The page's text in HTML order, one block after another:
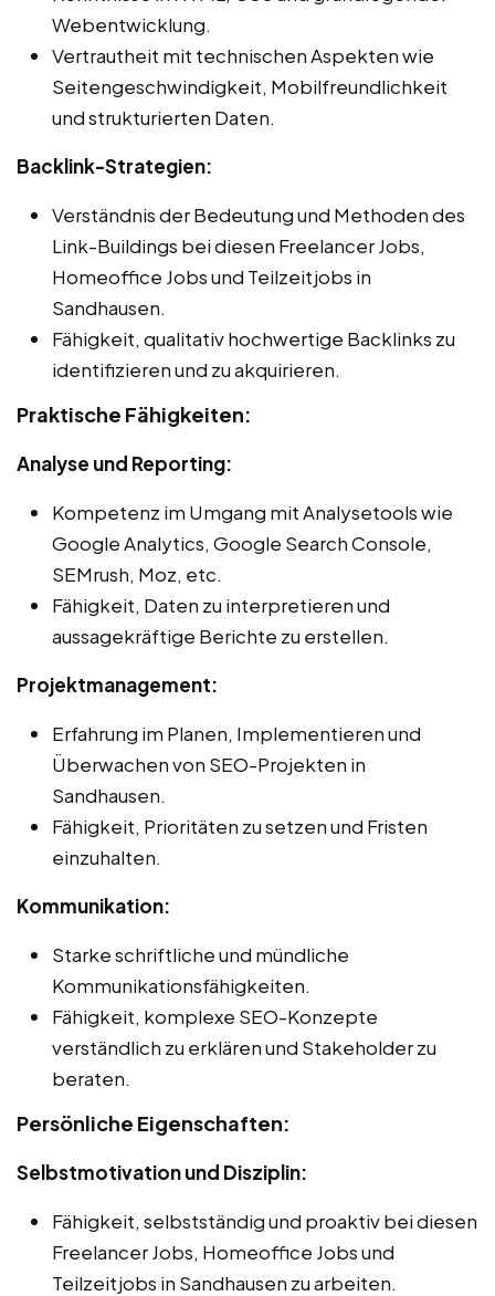
Webentwicklung.
Vertrautheit mit technischen Aspekten wie
Seitengeschwindigkeit, Mobilfreundlichkeit
und strukturierten Daten.
Backlink-Strategien:
Verständnis der Bedeutung und Methoden des
Link-Buildings bei diesen Freelancer Jobs,
Homeoffice Jobs und Teilzeitjobs in
Sandhausen.
Fähigkeit, qualitativ hochwertige Backlinks zu
identifizieren und zu akquirieren.
Praktische Fähigkeiten:
Analyse und Reporting:
Kompetenz im Umgang mit Analysetools wie
Google Analytics, Google Search Console,
SEMrush, Moz, etc.
Fähigkeit, Daten zu interpretieren und
aussagekräftige Berichte zu erstellen.
Projektmanagement:
Erfahrung im Planen, Implementieren und
Überwachen von SEO-Projekten in
Sandhausen.
Fähigkeit, Prioritäten zu setzen und Fristen
einzuhalten.
Kommunikation:
Starke schriftliche und mündliche
Kommunikationsfähigkeiten.
Fähigkeit, komplexe SEO-Konzepte
verständlich zu erklären und Stakeholder zu
beraten.
Persönliche Eigenschaften:
Selbstmotivation und Disziplin:
Fähigkeit, selbstständig und proaktiv bei diesen
Freelancer Jobs, Homeoffice Jobs und
Teilzeitjobs in Sandhausen zu arbeiten.